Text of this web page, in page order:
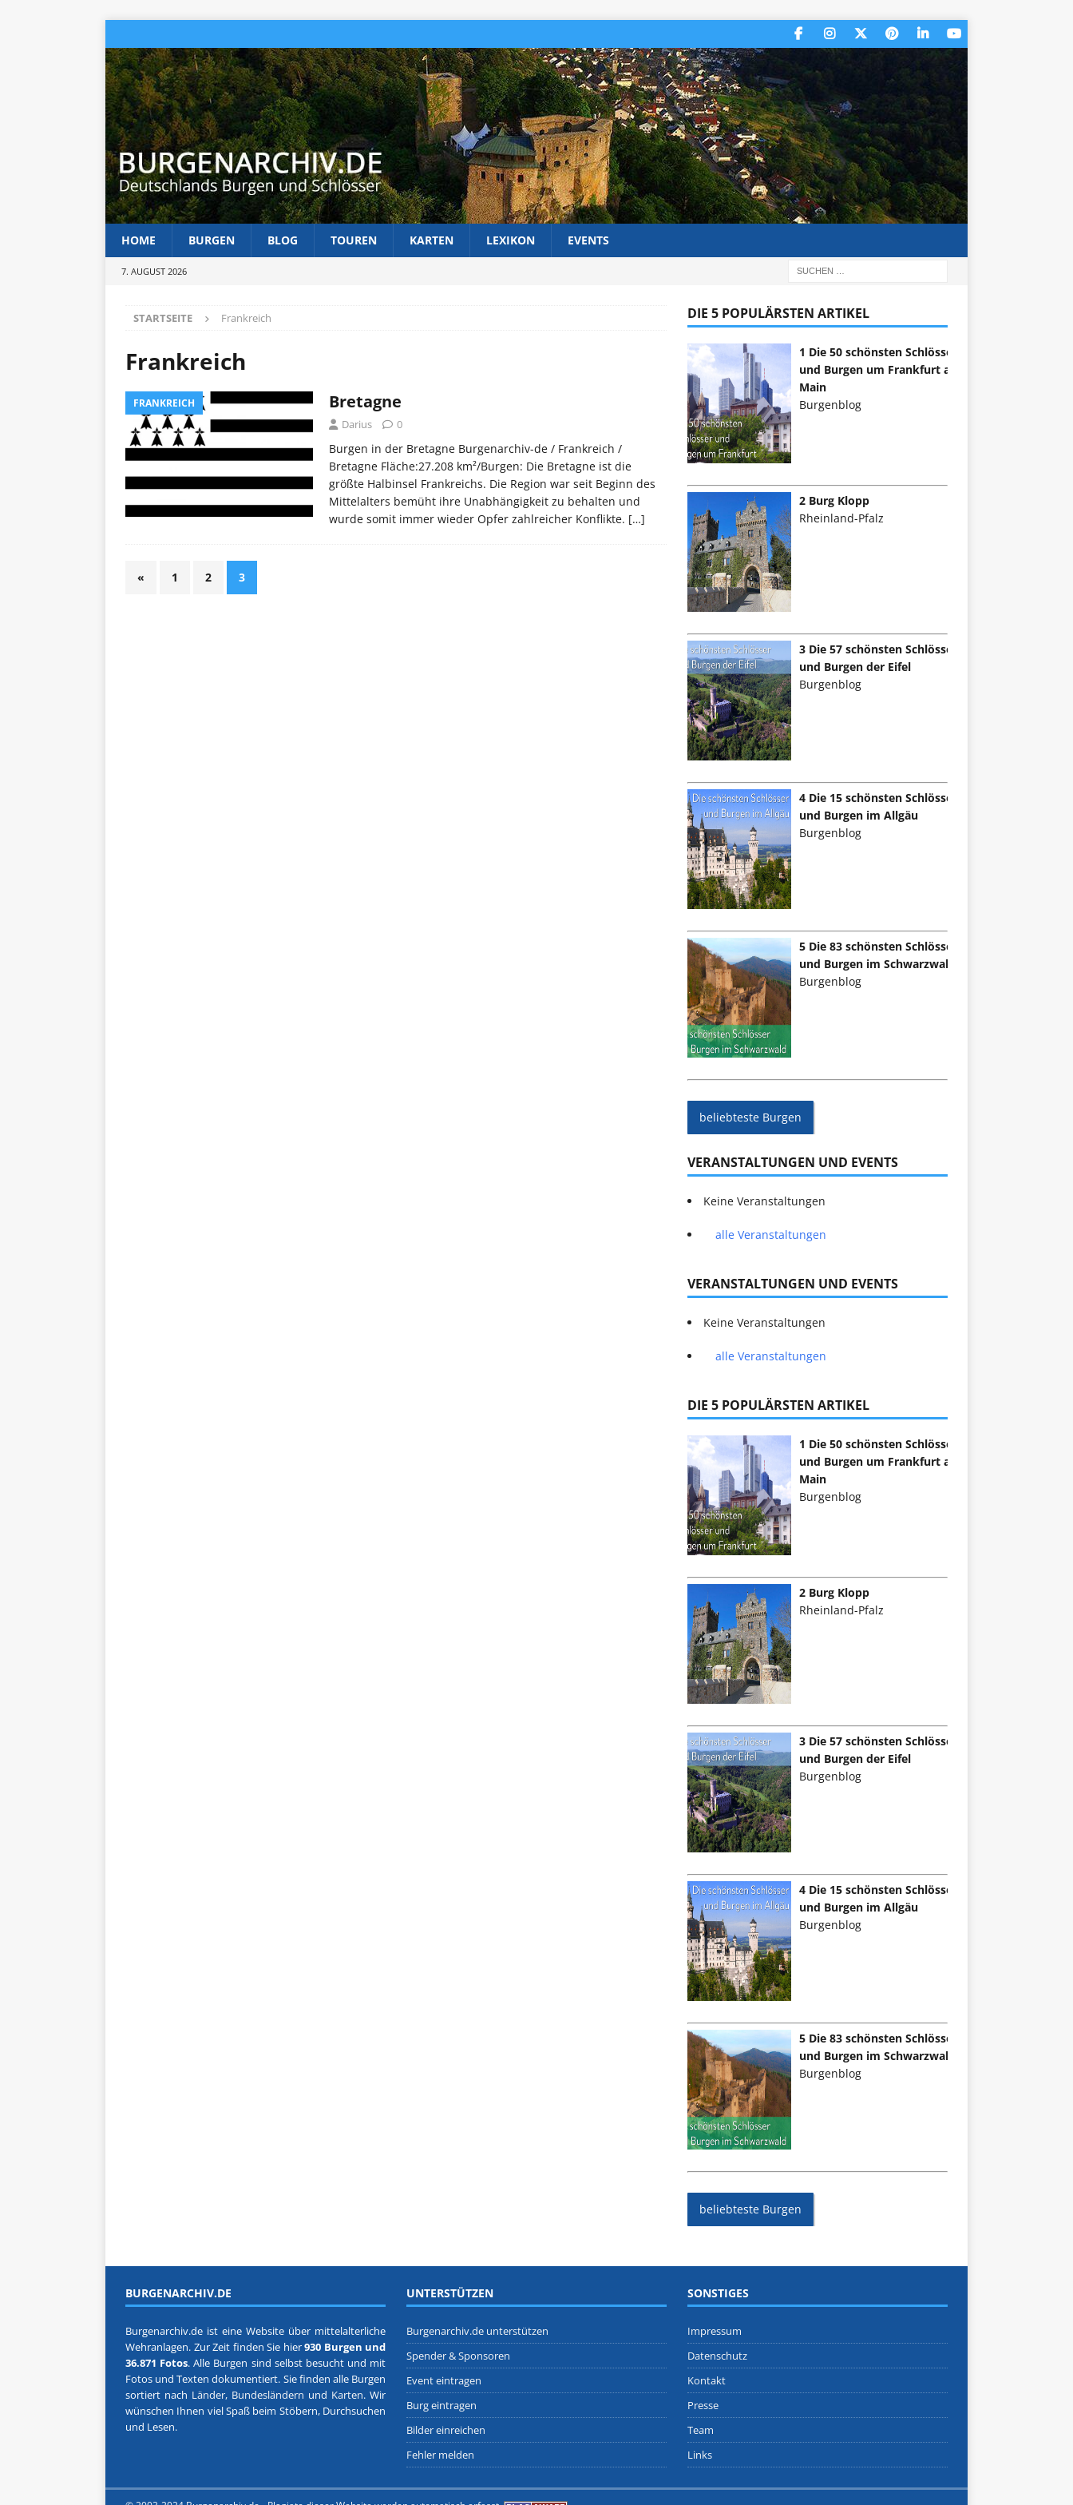
HOME BURGEN BLOG TOUREN KARTEN LEXIKON EVENTS
7. AUGUST 2026
STARTSEITE Frankreich
Frankreich
FRANKREICH Bretagne
Darius 0
Burgen in der Bretagne Burgenarchiv-de / Frankreich /
Bretagne Fläche:27.208 km²/Burgen: Die Bretagne ist die
größte Halbinsel Frankreichs. Die Region war seit Beginn des
Mittelalters bemüht ihre Unabhängigkeit zu behalten und
wurde somit immer wieder Opfer zahlreicher Konflikte. […]
« 1 2 3
DIE 5 POPULÄRSTEN ARTIKEL
1 Die 50 schönsten Schlösser
und Burgen um Frankfurt am
Main
Burgenblog
2 Burg Klopp
Rheinland-Pfalz
3 Die 57 schönsten Schlösser
und Burgen der Eifel
Burgenblog
4 Die 15 schönsten Schlösser
und Burgen im Allgäu
Burgenblog
5 Die 83 schönsten Schlösser
und Burgen im Schwarzwald
Burgenblog
beliebteste Burgen
VERANSTALTUNGEN UND EVENTS
Keine Veranstaltungen
alle Veranstaltungen
VERANSTALTUNGEN UND EVENTS
Keine Veranstaltungen
alle Veranstaltungen
DIE 5 POPULÄRSTEN ARTIKEL
1 Die 50 schönsten Schlösser
und Burgen um Frankfurt am
Main
Burgenblog
2 Burg Klopp
Rheinland-Pfalz
3 Die 57 schönsten Schlösser
und Burgen der Eifel
Burgenblog
4 Die 15 schönsten Schlösser
und Burgen im Allgäu
Burgenblog
5 Die 83 schönsten Schlösser
und Burgen im Schwarzwald
Burgenblog
beliebteste Burgen
BURGENARCHIV.DE
Burgenarchiv.de ist eine Website über mittelalterliche
Wehranlagen. Zur Zeit finden Sie hier930 Burgen und
36.871 Fotos. Alle Burgen sind selbst besucht und mit
Fotos und Texten dokumentiert. Sie finden alle Burgen
sortiert nach Länder, Bundesländern und Karten. Wir
wünschen Ihnen viel Spaß beim Stöbern, Durchsuchen
und Lesen.
UNTERSTÜTZEN
Burgenarchiv.de unterstützen
Spender & Sponsoren
Event eintragen
Burg eintragen
Bilder einreichen
Fehler melden
SONSTIGES
Impressum
Datenschutz
Kontakt
Presse
Team
Links